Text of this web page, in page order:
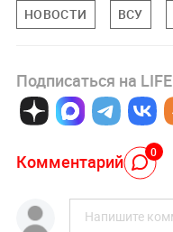
НОВОСТИ ВСУ
Подписаться на LIFE
Комментарий 0